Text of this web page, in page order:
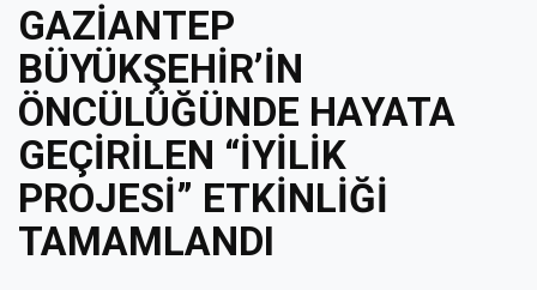
GAZİANTEP
BÜYÜKŞEHİR’İN
ÖNCÜLÜĞÜNDE HAYATA
GEÇİRİLEN “İYİLİK
PROJESİ” ETKİNLİĞİ
TAMAMLANDI